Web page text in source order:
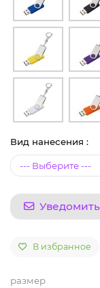
Вид нанесения :
Уведомить
В избранное
размер